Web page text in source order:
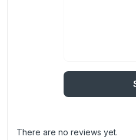
There are no reviews yet.